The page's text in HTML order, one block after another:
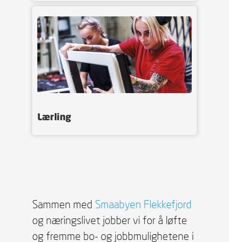
Lærling
Sammen med Smaabyen Flekkefjord
og næringslivet jobber vi for å løfte
og fremme bo- og jobbmulighetene i